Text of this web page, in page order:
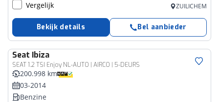
Vergelijk ZUILICHEM
Bekijk details Bel aanbieder
Seat Ibiza
SEAT 1.2 TSI Enjoy NL-AUTO | AIRCO | 5-DEURS
200.998 km
03-2014
Benzine